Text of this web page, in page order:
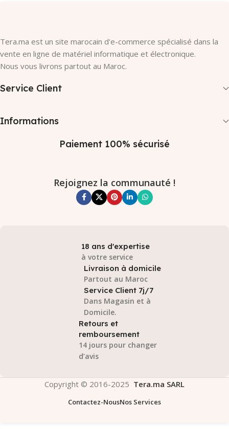
Tera.ma est un site marocain d'e-commerce spécialisé dans la
vente en ligne de matériel informatique et électronique.
Nous vous livrons partout au Maroc.
Service Client
Informations
Paiement 100% sécurisé
Rejoignez la communauté !
18 ans d'expertise
à votre service
Livraison à domicile
Partout au Maroc
Service Client 7j/7
Dans Magasin et à
Domicile.
Retours et
remboursement
14 jours pour changer
d’avis
Copyright © 2016-2025 Tera.ma SARL
Contactez-NousNos Services